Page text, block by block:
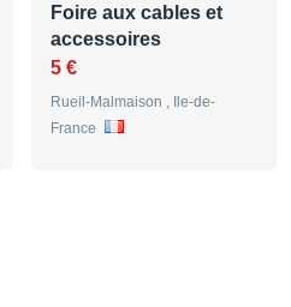
Foire aux cables et
accessoires
5 €
Rueil-Malmaison , Ile-de-
France